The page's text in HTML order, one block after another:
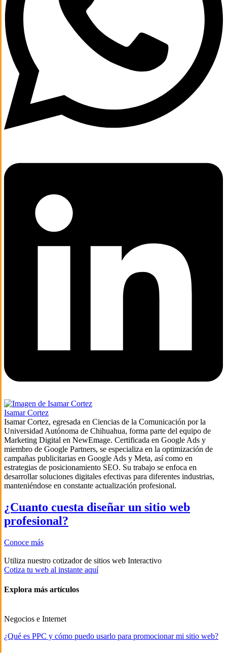
Isamar Cortez
Isamar Cortez, egresada en Ciencias de la Comunicación por la
Universidad Autónoma de Chihuahua, forma parte del equipo de
Marketing Digital en NewEmage. Certificada en Google Ads y
miembro de Google Partners, se especializa en la optimización de
campañas publicitarias en Google Ads y Meta, así como en
estrategias de posicionamiento SEO. Su trabajo se enfoca en
desarrollar soluciones digitales efectivas para diferentes industrias,
manteniéndose en constante actualización profesional.
¿Cuanto cuesta diseñar un sitio web
profesional?
Conoce más
Utiliza nuestro cotizador de sitios web Interactivo
Cotiza tu web al instante aquí
Explora más artículos
Negocios e Internet
¿Qué es PPC y cómo puedo usarlo para promocionar mi sitio web?